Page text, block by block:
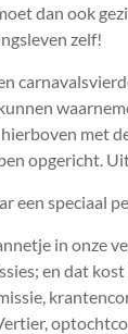
dan ook
zelf!
met
opgericht.
een speciaal
in onze
en dat